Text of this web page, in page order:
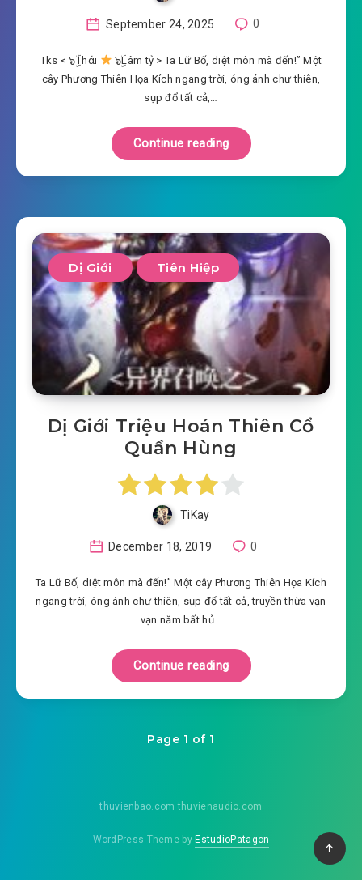
September 24, 2025 0
Tks < ๖ۣۜThάi
๖ۣۜLâm tỷ > Ta Lữ Bố, diệt môn mà đến!” Một
cây Phương Thiên Họa Kích ngang trời, óng ánh chư thiên,
sụp đổ tất cả,…
Continue reading
Dị Giới Tiên Hiệp
Dị Giới Triệu Hoán Thiên Cổ
Quần Hùng
TiKay
December 18, 2019 0
Ta Lữ Bố, diệt môn mà đến!” Một cây Phương Thiên Họa Kích
ngang trời, óng ánh chư thiên, sụp đổ tất cả, truyền thừa vạn
vạn năm bất hủ…
Continue reading
Page 1 of 1
thuvienbao.com thuvienaudio.com
WordPress Theme byEstudioPatagon